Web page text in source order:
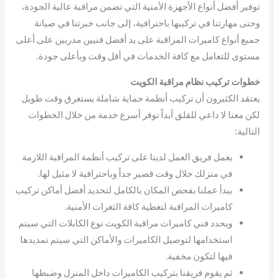
توفير أفضل أنواع الأجهزة الأمنية التي تضمن مراقبة عالية الجودة،
وحتى مهارتنا في تركيبها باحترافية، إلى جانب خبرتنا في صيانة
جميع أنواع كاميرات المراقبة على يد أفضل فنيين مدربين على أعلى
مستوى للتعامل مع كافة الخدمات في أقل وقت وبأعلى جودة.
خطوات تركيب نظام مراقبة الكويت
يعتقد الكثيرون أن تركيب أنظمة حماية شاملة يستغرق وقت طويل
لكن معنا لا داعي للقلق أبداً نوفر أسرع خدمة من خلال الخطوات
التالية:
يعمل فريق العمل لدينا على تركيب أنظمة المراقبة اللازمة
في منزلك خلال وقت قصير جداً وباحترافية لا مثيل لها.
يبدأ عملنا بفحص المكان بالكامل لتحديد أفضل أماكن تركيب
كاميرات المراقبة لتغطية كافة الثغرات الأمنية.
ويحدد فني كاميرات مراقبة الكويت نوع الكابلات التي سيتم
استخدامها لتوصيل الكاميرات والأماكن التي سيتم تمديدها
فيها لتكون مخفية.
ثم يقوم فريقنا بتركيب الكاميرات داخل المنزل وضبطها